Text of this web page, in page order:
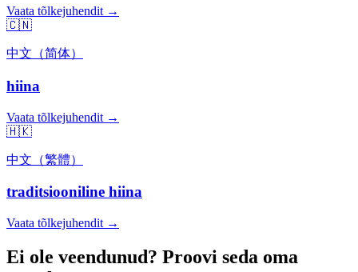
Vaata tõlkejuhendit →
🇨🇳
中文（简体）
hiina
Vaata tõlkejuhendit →
🇭🇰
中文（繁體）
traditsiooniline hiina
Vaata tõlkejuhendit →
Ei ole veendunud? Proovi seda oma